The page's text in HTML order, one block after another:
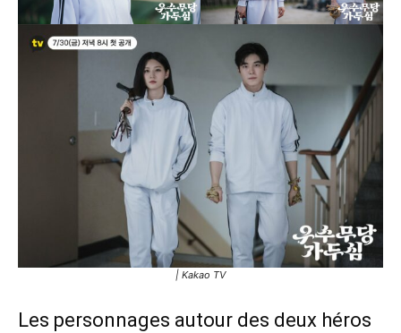
| Kakao TV
Les personnages autour des deux héros